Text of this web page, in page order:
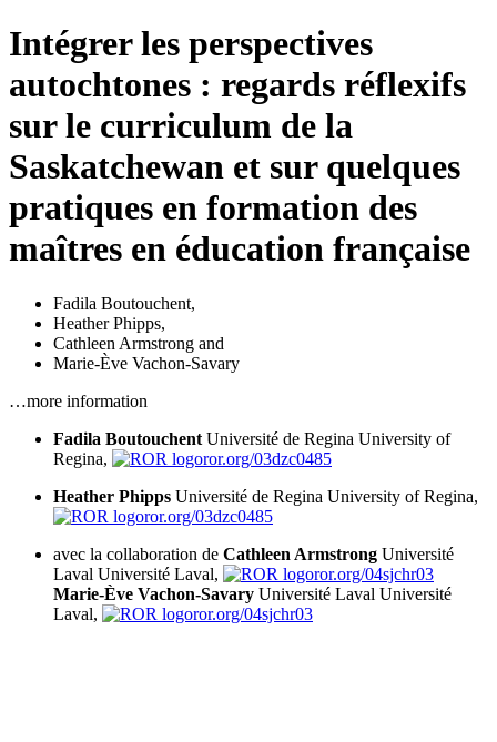
Intégrer les perspectives
autochtones : regards réflexifs
sur le curriculum de la
Saskatchewan et sur quelques
pratiques en formation des
maîtres en éducation française
Fadila Boutouchent,
Heather Phipps,
Cathleen Armstrong and
Marie-Ève Vachon-Savary
…more information
Fadila Boutouchent Université de Regina University of
Regina,
ror.org/03dzc0485
Heather Phipps Université de Regina University of Regina,
ror.org/03dzc0485
avec la collaboration de Cathleen Armstrong Université
Laval Université Laval,
ror.org/04sjchr03
Marie-Ève Vachon-Savary Université Laval Université
Laval,
ror.org/04sjchr03